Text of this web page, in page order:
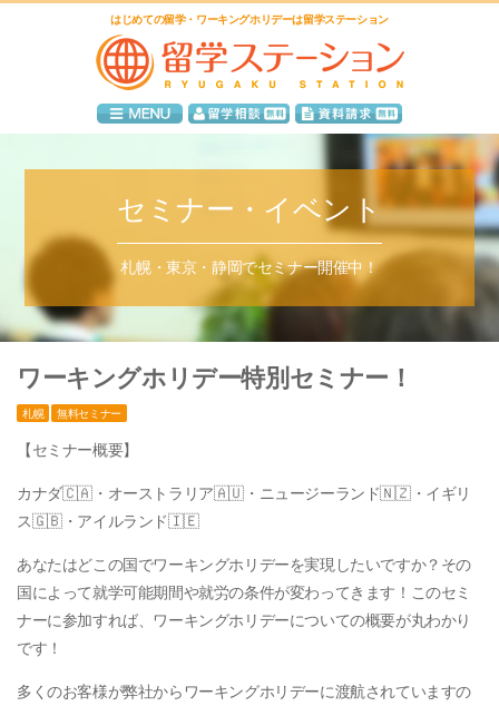
はじめての留学・ワーキングホリデーは留学ステーション
セミナー・イベント
札幌・東京・静岡でセミナー開催中！
ワーキングホリデー特別セミナー！
札幌 無料セミナー
【セミナー概要】
カナダ🇨🇦・オーストラリア🇦🇺・ニュージーランド🇳🇿・イギリ
ス🇬🇧・アイルランド🇮🇪
あなたはどこの国でワーキングホリデーを実現したいですか？その
国によって就学可能期間や就労の条件が変わってきます！このセミ
ナーに参加すれば、ワーキングホリデーについての概要が丸わかり
です！
多くのお客様が弊社からワーキングホリデーに渡航されていますの